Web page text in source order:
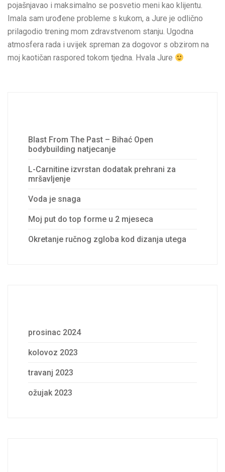
pojašnjavao i maksimalno se posvetio meni kao klijentu.
Imala sam urođene probleme s kukom, a Jure je odlično
prilagodio trening mom zdravstvenom stanju. Ugodna
atmosfera rada i uvijek spreman za dogovor s obzirom na
moj kaotičan raspored tokom tjedna. Hvala Jure
Blast From The Past – Bihać Open
bodybuilding natjecanje
L-Carnitine izvrstan dodatak prehrani za
mršavljenje
Voda je snaga
Moj put do top forme u 2 mjeseca
Okretanje ručnog zgloba kod dizanja utega
prosinac 2024
kolovoz 2023
travanj 2023
ožujak 2023